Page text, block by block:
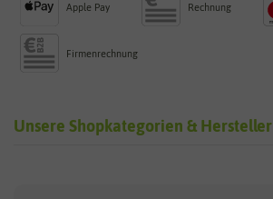
Apple Pay Rechnung
Firmenrechnung
Unsere Shopkategorien & Hersteller